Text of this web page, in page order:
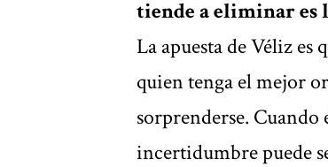
tiende a eliminar es
La apuesta de Véliz
quien tenga el mejor
sorprenderse.
incertidumbre puede